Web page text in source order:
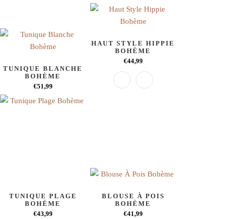
TUNIQUE BLANCHE
BOHÈME
€51,99
HAUT STYLE HIPPIE
BOHÈME
€44,99
TUNIQUE PLAGE
BOHÈME
€43,99
BLOUSE À POIS
BOHÈME
€41,99